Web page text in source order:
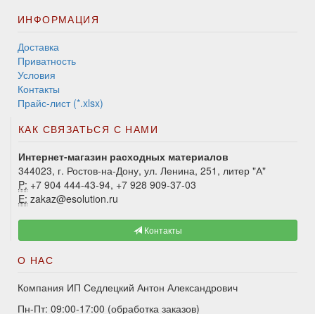
ИНФОРМАЦИЯ
Доставка
Приватность
Условия
Контакты
Прайс-лист (*.xlsx)
КАК СВЯЗАТЬСЯ С НАМИ
Интернет-магазин расходных материалов
344023, г. Ростов-на-Дону, ул. Ленина, 251, литер "А"
P: +7 904 444-43-94, +7 928 909-37-03
E: zakaz@esolution.ru
Контакты
О НАС
Компания ИП Седлецкий Антон Александрович
Пн-Пт: 09:00-17:00 (обработка заказов)